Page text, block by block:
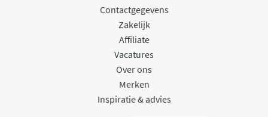
Contactgegevens
Zakelijk
Affiliate
Vacatures
Over ons
Merken
Inspiratie & advies